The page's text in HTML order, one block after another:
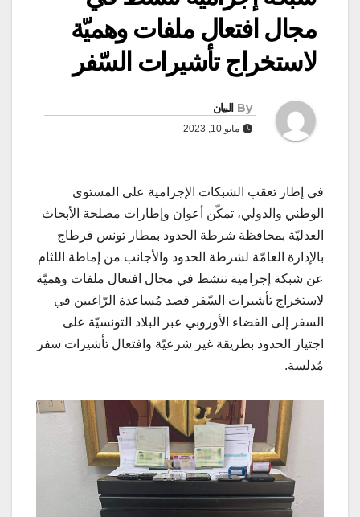
مجال افتعال ملفات وهميّة
لاستخراج تأشيرات السّفر
By البيان
مايو 10, 2023
في إطار تعقب الشبكات الإجرامية على المستوى
الوطني والدولي، تمكّن أعوان وإطارات مصلحة الأبحاث
العدليّة بمحافظة شرطة الحدود بمطار تونس قرطاج
بالإدارة العامّة لشرطة الحدود والأجانب من إماطة اللثام
عن شبكة إجرامية تنشط في مجال افتعال ملفات وهميّة
لاستخراج تأشيرات السّفر قصد مُساعدة الرّاغبين في
السفر إلى الفضاء الأوروبي عبر البلاد التونسيّة على
اجتياز الحدود بطريقة غير شرعيّة وافتعال تأشيرات سفر
مُدلسة.